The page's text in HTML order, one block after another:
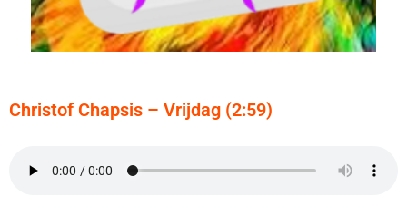
Christof Chapsis – Vrijdag (2:59)